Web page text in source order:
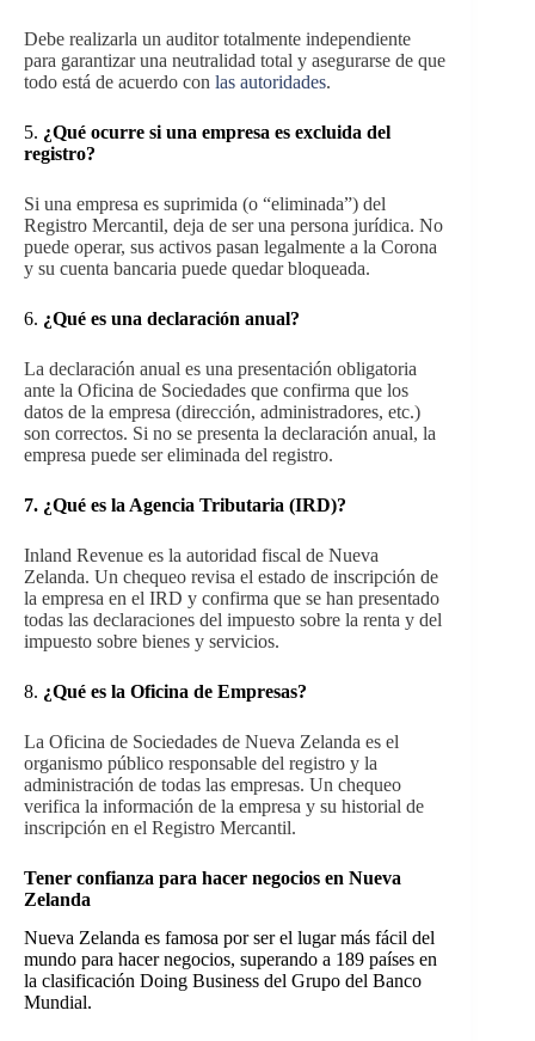
Debe realizarla un auditor totalmente independiente
para garantizar una neutralidad total y asegurarse de que
todo está de acuerdo con las autoridades.
5. ¿Qué ocurre si una empresa es excluida del
registro?
Si una empresa es suprimida (o “eliminada”) del
Registro Mercantil, deja de ser una persona jurídica. No
puede operar, sus activos pasan legalmente a la Corona
y su cuenta bancaria puede quedar bloqueada.
6. ¿Qué es una declaración anual?
La declaración anual es una presentación obligatoria
ante la Oficina de Sociedades que confirma que los
datos de la empresa (dirección, administradores, etc.)
son correctos. Si no se presenta la declaración anual, la
empresa puede ser eliminada del registro.
7. ¿Qué es la Agencia Tributaria (IRD)?
Inland Revenue es la autoridad fiscal de Nueva
Zelanda. Un chequeo revisa el estado de inscripción de
la empresa en el IRD y confirma que se han presentado
todas las declaraciones del impuesto sobre la renta y del
impuesto sobre bienes y servicios.
8. ¿Qué es la Oficina de Empresas?
La Oficina de Sociedades de Nueva Zelanda es el
organismo público responsable del registro y la
administración de todas las empresas. Un chequeo
verifica la información de la empresa y su historial de
inscripción en el Registro Mercantil.
Tener confianza para hacer negocios en Nueva
Zelanda
Nueva Zelanda es famosa por ser el lugar más fácil del
mundo para hacer negocios, superando a 189 países en
la clasificación Doing Business del Grupo del Banco
Mundial.